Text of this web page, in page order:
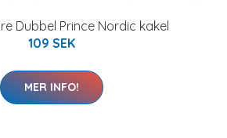
Dubbel Prince Nordic kakel
109 SEK
MER INFO!